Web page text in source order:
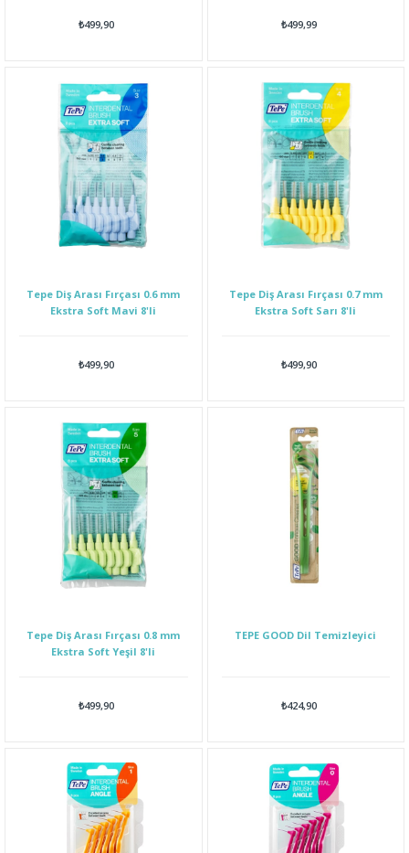
₺499,90 ₺499,99
Tepe Diş Arası Fırçası 0.6 mm
Ekstra Soft Mavi 8'li
₺499,90
Tepe Diş Arası Fırçası 0.7 mm
Ekstra Soft Sarı 8'li
₺499,90
Tepe Diş Arası Fırçası 0.8 mm
Ekstra Soft Yeşil 8'li
₺499,90
TEPE GOOD Dil Temizleyici
₺424,90